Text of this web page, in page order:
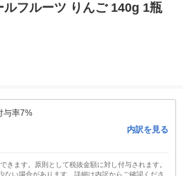
ルフルーツ りんご 140g 1瓶
与率7%
内訳を見る
きます。原則として税抜金額に対し付与されます。